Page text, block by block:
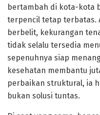
bertambah di kota-kota
terpencil tetap terbatas.
berbelit, kekurangan
tidak selalu tersedia
sepenuhnya siap
kesehatan membantu
perbaikan struktural, ia
bukan solusi tuntas.